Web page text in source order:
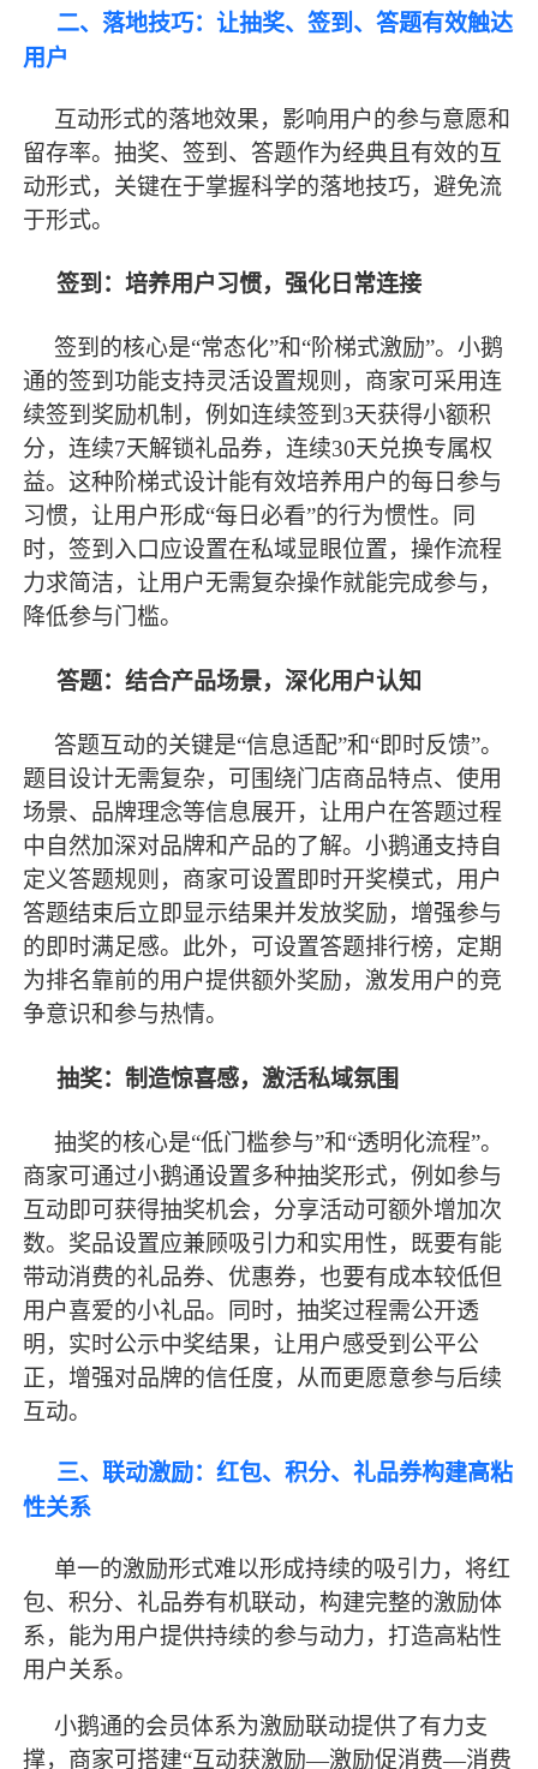
二、落地技巧：让抽奖、签到、答题有效触达
用户
互动形式的落地效果，影响用户的参与意愿和
留存率。抽奖、签到、答题作为经典且有效的互
动形式，关键在于掌握科学的落地技巧，避免流
于形式。
签到：培养用户习惯，强化日常连接
签到的核心是“常态化”和“阶梯式激励”。小鹅
通的签到功能支持灵活设置规则，商家可采用连
续签到奖励机制，例如连续签到3天获得小额积
分，连续7天解锁礼品券，连续30天兑换专属权
益。这种阶梯式设计能有效培养用户的每日参与
习惯，让用户形成“每日必看”的行为惯性。同
时，签到入口应设置在私域显眼位置，操作流程
力求简洁，让用户无需复杂操作就能完成参与，
降低参与门槛。
答题：结合产品场景，深化用户认知
答题互动的关键是“信息适配”和“即时反馈”。
题目设计无需复杂，可围绕门店商品特点、使用
场景、品牌理念等信息展开，让用户在答题过程
中自然加深对品牌和产品的了解。小鹅通支持自
定义答题规则，商家可设置即时开奖模式，用户
答题结束后立即显示结果并发放奖励，增强参与
的即时满足感。此外，可设置答题排行榜，定期
为排名靠前的用户提供额外奖励，激发用户的竞
争意识和参与热情。
抽奖：制造惊喜感，激活私域氛围
抽奖的核心是“低门槛参与”和“透明化流程”。
商家可通过小鹅通设置多种抽奖形式，例如参与
互动即可获得抽奖机会，分享活动可额外增加次
数。奖品设置应兼顾吸引力和实用性，既要有能
带动消费的礼品券、优惠券，也要有成本较低但
用户喜爱的小礼品。同时，抽奖过程需公开透
明，实时公示中奖结果，让用户感受到公平公
正，增强对品牌的信任度，从而更愿意参与后续
互动。
三、联动激励：红包、积分、礼品券构建高粘
性关系
单一的激励形式难以形成持续的吸引力，将红
包、积分、礼品券有机联动，构建完整的激励体
系，能为用户提供持续的参与动力，打造高粘性
用户关系。
小鹅通的会员体系为激励联动提供了有力支
撑，商家可搭建“互动获激励—激励促消费—消费